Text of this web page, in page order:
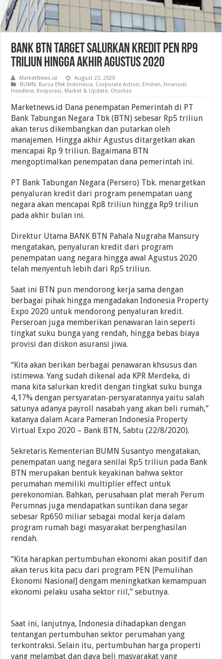
Bank BTN Target Salurkan Kredit PEN Rp9
Triliun Hingga Akhir Agustus 2020
MarketNews.id
August 23, 2020
BUMN, Bursa Efek Indonesia, Corporate Action, Emiten, Finansial,
Headline, Korporasi, Market & Update, Otoritas
Marketnews.id Dana penempatan Pemerintah di PT
Bank Tabungan Negara Tbk (BTN) sebesar Rp5 triliun
akan terus dikembangkan dan putarkan oleh
manajemen. Hingga akhir Agustus ditargetkan akan
mencapai Rp 9 triliun. Bagaimana BTN
mengoptimalkan penempatan dana pemerintah ini.
PT Bank Tabungan Negara (Persero) Tbk. menargetkan
penyaluran kredit dari program penempatan uang
negara akan mencapai Rp8 triliun hingga Rp9 triliun
pada akhir bulan ini.
Direktur Utama BANK BTN Pahala Nugraha Mansury
mengatakan, penyaluran kredit dari program
penempatan uang negara hingga awal Agustus 2020
telah menyentuh lebih dari Rp5 triliun.
Saat ini BTN pun mendorong kerja sama dengan
berbagai pihak hingga mengadakan Indonesia Property
Expo 2020 untuk mendorong penyaluran kredit.
Perseroan juga memberikan penawaran lain seperti
tingkat suku bunga yang rendah, hingga bebas biaya
provisi dan diskon asuransi jiwa.
“Kita akan berikan berbagai penawaran khsusus dan
istimewa. Yang sudah dikenal ada KPR Merdeka, di
mana kita salurkan kredit dengan tingkat suku bunga
4,17% dengan persyaratan-persyaratannya yaitu salah
satunya adanya payroll nasabah yang akan beli rumah,”
katanya dalam Acara Pameran Indonesia Property
Virtual Expo 2020 – Bank BTN, Sabtu (22/8/2020).
Sekretaris Kementerian BUMN Susantyo mengatakan,
penempatan uang negara senilai Rp5 triliun pada Bank
BTN merupakan bentuk keyakinan bahwa sektor
perumahan memiliki multiplier effect untuk
perekonomian. Bahkan, perusahaan plat merah Perum
Perumnas juga mendapatkan suntikan dana segar
sebesar Rp650 miliar sebagai modal kerja dalam
program rumah bagi masyarakat berpenghasilan
rendah.
“Kita harapkan pertumbuhan ekonomi akan positif dan
akan terus kita pacu dari program PEN [Pemulihan
Ekonomi Nasional] dengam meningkatkan kemampuan
ekonomi pelaku usaha sektor riil,” sebutnya.
Saat ini, lanjutnya, Indonesia dihadapkan dengan
tentangan pertumbuhan sektor perumahan yang
terkontraksi. Selain itu, pertumbuhan harga properti
yang melambat dan daya beli masyarakat yang